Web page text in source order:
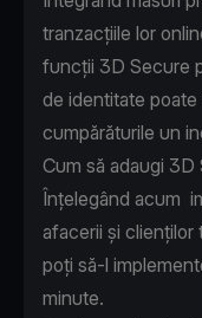
tranzacțiile lor
funcții 3D Secure
de identitate
cumpărăturile un
Cum să adaugi
Înțelegând acum
afacerii și clienților
poți să-l
minute.